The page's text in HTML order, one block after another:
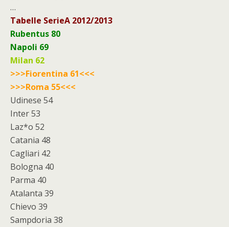
…
Tabelle SerieA 2012/2013
Rubentus 80
Napoli 69
Milan 62
>>>Fiorentina 61<<<
>>>Roma 55<<<
Udinese 54
Inter 53
Laz*o 52
Catania 48
Cagliari 42
Bologna 40
Parma 40
Atalanta 39
Chievo 39
Sampdoria 38